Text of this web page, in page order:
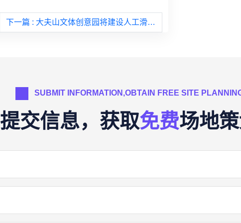
下一篇 : 大夫山文体创意园将建设人工滑雪场，成都一航空主题公园明年初开放
SUBMIT INFORMATION,OBTAIN FREE SITE
提交信息，获取免费场地